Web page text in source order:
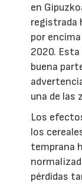
en
registrada
por
2020.
buena
una de las
Los
los
temprana
pérdidas